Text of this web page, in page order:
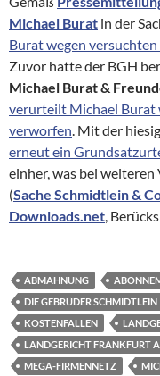
Michael Burat in der
Burat wegen
Zuvor hatte der BGH
Michael Burat &
verurteilt Michael Burat
verworfen. Mit der
erneut ein
einher, was bei
(Sache Schmidtlein &
Downloads.net,
ABMAHNUNG
DIE GEBRÜDER SCHMIDTLEIN
KOSTENFALLEN
LANDGERICHT FRANKFURT
MEGA-FIRMENNETZ